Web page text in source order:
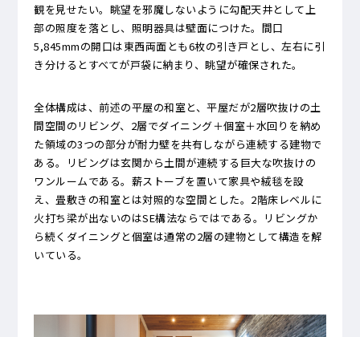
観を見せたい。眺望を邪魔しないように勾配天井として上
部の照度を落とし、照明器具は壁面につけた。間口
5,845mmの開口は東西両面とも6枚の引き戸とし、左右に引
き分けるとすべてが戸袋に納まり、眺望が確保された。
全体構成は、前述の平屋の和室と、平屋だが2層吹抜けの土
間空間のリビング、2層でダイニング＋個室＋水回りを納め
た領域の3つの部分が耐力壁を共有しながら連続する建物で
ある。リビングは玄関から土間が連続する巨大な吹抜けの
ワンルームである。薪ストーブを置いて家具や絨毯を設
え、畳敷きの和室とは対照的な空間とした。2階床レベルに
火打ち梁が出ないのはSE構法ならではである。リビングか
ら続くダイニングと個室は通常の2層の建物として構造を解
いている。